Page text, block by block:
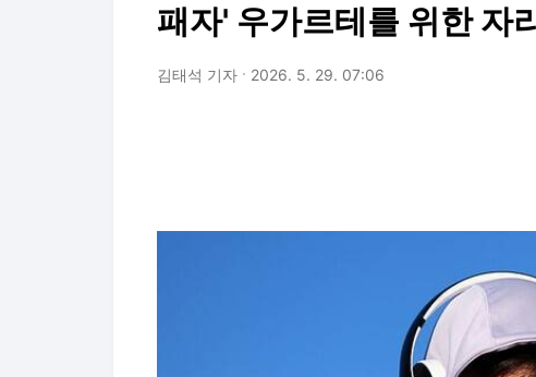
패자' 우가르테를 위한 자
김태석 기자 2026. 5. 29. 07:06